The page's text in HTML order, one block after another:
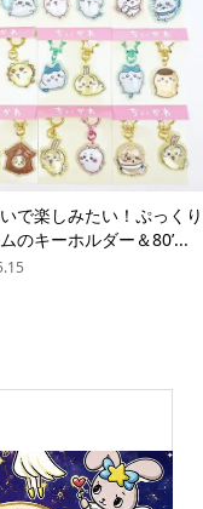
で楽しみたい！ぷっくり
のキーホルダー＆80’...